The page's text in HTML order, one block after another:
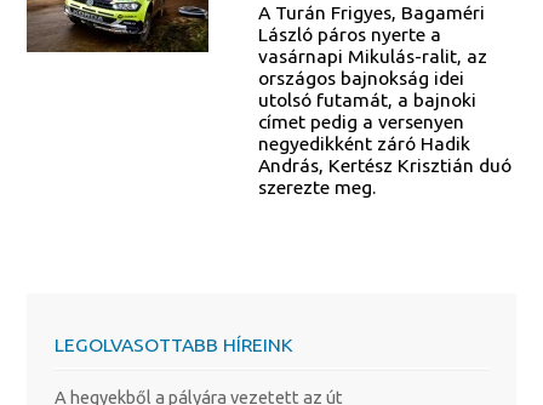
A Turán Frigyes, Bagaméri
László páros nyerte a
vasárnapi Mikulás-ralit, az
országos bajnokság idei
utolsó futamát, a bajnoki
címet pedig a versenyen
negyedikként záró Hadik
András, Kertész Krisztián duó
szerezte meg.
LEGOLVASOTTABB HÍREINK
A hegyekből a pályára vezetett az út